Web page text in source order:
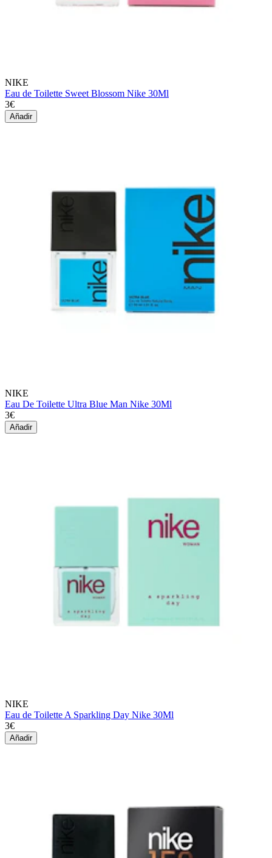
NIKE
Eau de Toilette Sweet Blossom Nike 30Ml
3€
Añadir
NIKE
Eau De Toilette Ultra Blue Man Nike 30Ml
3€
Añadir
NIKE
Eau de Toilette A Sparkling Day Nike 30Ml
3€
Añadir